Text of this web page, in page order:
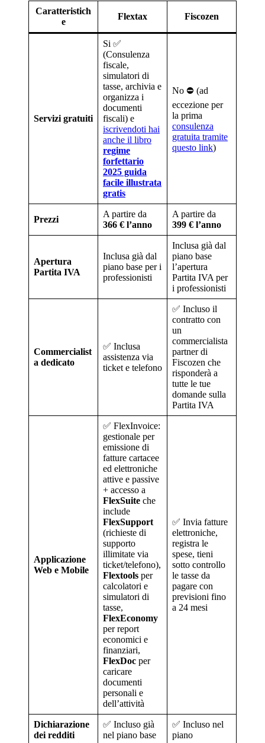
Caratteristich
e
Flextax Fiscozen
Servizi gratuiti
Si ✅
(Consulenza
fiscale,
simulatori di
tasse, archivia e
organizza i
documenti
fiscali) e
iscrivendoti hai
anche il libro
regime
forfettario
2025 guida
facile illustrata
gratis
No ⛔️ (ad
eccezione per
la prima
consulenza
gratuita tramite
questo link)
Prezzi
A partire da
366 € l’anno
A partire da
399 € l’anno
Apertura
Partita IVA
Inclusa già dal
piano base per i
professionisti
Inclusa già dal
piano base
l’apertura
Partita IVA per
i professionisti
Commercialist
a dedicato
✅ Inclusa
assistenza via
ticket e telefono
✅ Incluso il
contratto con
un
commercialista
partner di
Fiscozen che
risponderà a
tutte le tue
domande sulla
Partita IVA
Applicazione
Web e Mobile
✅ FlexInvoice:
gestionale per
emissione di
fatture cartacee
ed elettroniche
attive e passive
+ accesso a
FlexSuite che
include
FlexSupport
(richieste di
supporto
illimitate via
ticket/telefono),
Flextools per
calcolatori e
simulatori di
tasse,
FlexEconomy
per report
economici e
finanziari,
FlexDoc per
caricare
documenti
personali e
dell’attività
✅ Invia fatture
elettroniche,
registra le
spese, tieni
sotto controllo
le tasse da
pagare con
previsioni fino
a 24 mesi
Dichiarazione
dei redditi
✅ Incluso già
nel piano base
✅ Incluso nel
piano